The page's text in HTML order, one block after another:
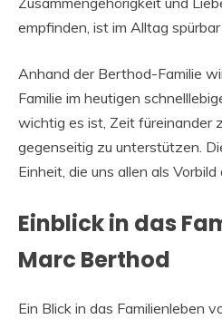
empfinden, ist im Alltag
Anhand der Berthod-Familie
Familie im heutigen
wichtig es ist, Zeit füreinander
gegenseitig zu unterstützen.
Einheit, die uns allen als Vorbild
Einblick in das
Marc Berthod
Ein Blick in das Familienleben